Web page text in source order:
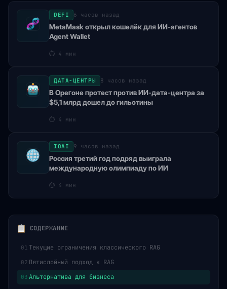
DEFI 6 часов назад
MetaMask открыл кошелёк для ИИ-агентов
Agent Wallet
⏱ 4 мин
ДАТА-ЦЕНТРЫ 8 часов назад
В Орегоне протест против ИИ-дата-центра за
$5,1 млрд дошел до гильотины
⏱ 4 мин
IOAI 9 часов назад
Россия третий год подряд выиграла
международную олимпиаду по ИИ
⏱ 4 мин
СОДЕРЖАНИЕ
01 Текущие ограничения классического RAG
02 Пятислойный подход к RAG
03 Альтернатива для бизнеса